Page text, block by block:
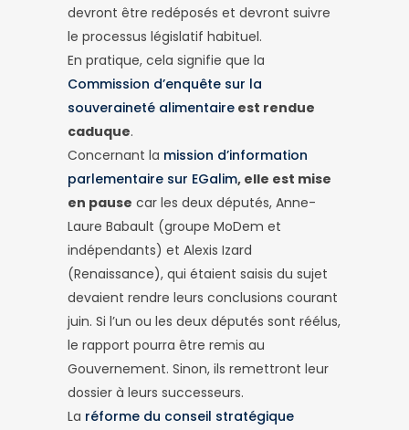
devront être redéposés et devront suivre
le processus législatif habituel.
En pratique, cela signifie que la
Commission d’enquête sur la
souveraineté alimentaire est rendue
caduque.
Concernant la mission d’information
parlementaire sur EGalim, elle est mise
en pause car les deux députés, Anne-
Laure Babault (groupe MoDem et
indépendants) et Alexis Izard
(Renaissance), qui étaient saisis du sujet
devaient rendre leurs conclusions courant
juin. Si l’un ou les deux députés sont réélus,
le rapport pourra être remis au
Gouvernement. Sinon, ils remettront leur
dossier à leurs successeurs.
La réforme du conseil stratégique